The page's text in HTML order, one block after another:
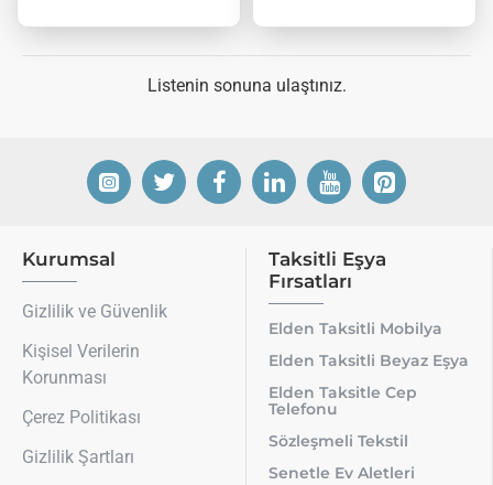
Listenin sonuna ulaştınız.
Kurumsal
Gizlilik ve Güvenlik
Kişisel Verilerin
Korunması
Çerez Politikası
Gizlilik Şartları
Taksitli Eşya
Fırsatları
Elden Taksitli Mobilya
Elden Taksitli Beyaz Eşya
Elden Taksitle Cep
Telefonu
Sözleşmeli Tekstil
Senetle Ev Aletleri